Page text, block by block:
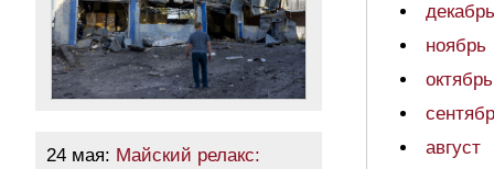
24 мая: Майский релакс:
декабрь
ноябрь
октябрь
август